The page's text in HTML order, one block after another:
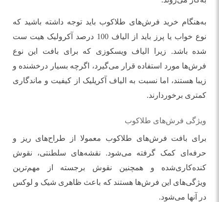
به‌هنگام خرید فرش‌های طلاکوب باید توجه داشته باشید که
نوع خواب یا پرز باید از الیاف 100 درصد آکرولیک هیت ست
شده باشد. زیرا الیاف ویسکوزی که برای بافت این نوع
فرش‌ها مورد استفاده قرار می‌گیرد، اگرچه بسیار درخشنده و
زیبا هستند، اما نسبت به الیاف آکریلیک از کیفیت و ماندگاری
کمتری برخوردارند.
ویژگی‌ فرش‌های طلاکوب
برای بافت‌ فرش‌های طلاکوب معمولا از طراح‌های ریز و
حرفه‌ای کمک گرفته می‌شود. نقشه‌های سلطنتی، نقوش
کنده‌کاری‌شده و همچنین نقوش برجسته‌ از مهم‌ترین
ویژگی‌های این فرش‌ها هستند که باعث ظاهری شیک و لوکس
در آنها می‌شود.